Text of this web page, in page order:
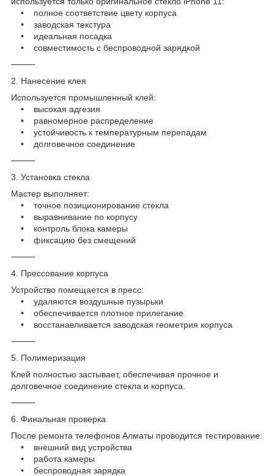
• полное соответствие цвету корпуса
• заводская текстура
• идеальная посадка
• совместимость с беспроводной зарядкой
⸻
2. Нанесение клея
Используется промышленный клей:
• высокая адгезия
• равномерное распределение
• устойчивость к температурным перепадам
• долговечное соединение
⸻
3. Установка стекла
Мастер выполняет:
• точное позиционирование стекла
• выравнивание по корпусу
• контроль блока камеры
• фиксацию без смещений
⸻
4. Прессование корпуса
Устройство помещается в пресс:
• удаляются воздушные пузырьки
• обеспечивается плотное прилегание
• восстанавливается заводская геометрия корпуса
⸻
5. Полимеризация
Клей полностью застывает, обеспечивая прочное и
долговечное соединение стекла и корпуса.
⸻
6. Финальная проверка
После ремонта телефонов Алматы проводится тестирование:
• внешний вид устройства
• работа камеры
• беспроводная зарядка